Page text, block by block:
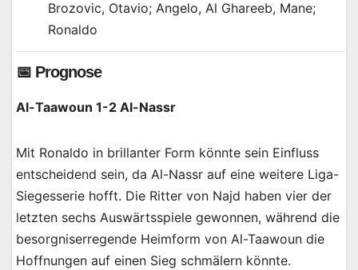
Brozovic, Otavio; Angelo, Al Ghareeb, Mane;
Ronaldo
📅 Prognose
Al-Taawoun 1-2 Al-Nassr
Mit Ronaldo in brillanter Form könnte sein Einfluss
entscheidend sein, da Al-Nassr auf eine weitere Liga-
Siegesserie hofft. Die Ritter von Najd haben vier der
letzten sechs Auswärtsspiele gewonnen, während die
besorgniserregende Heimform von Al-Taawoun die
Hoffnungen auf einen Sieg schmälern könnte.